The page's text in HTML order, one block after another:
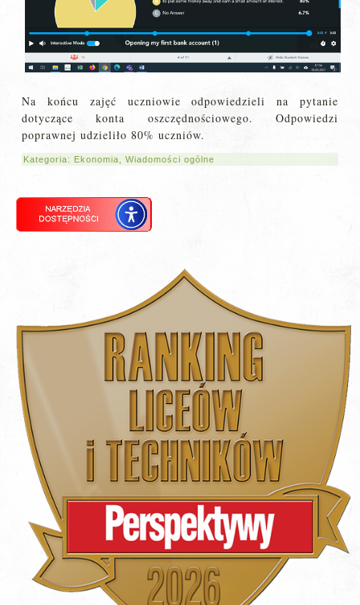
Na końcu zajęć uczniowie odpowiedzieli na pytanie
dotyczące konta oszczędnościowego. Odpowiedzi
poprawnej udzieliło 80% uczniów.
Kategoria: Ekonomia ,Wiadomości ogólne